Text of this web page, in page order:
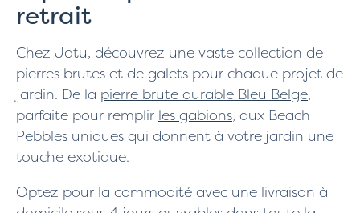
retrait
Chez Jatu, découvrez une vaste collection de
pierres brutes et de galets pour chaque projet de
jardin. De la pierre brute durable Bleu Belge,
parfaite pour remplir les gabions, aux Beach
Pebbles uniques qui donnent à votre jardin une
touche exotique.
Optez pour la commodité avec une livraison à